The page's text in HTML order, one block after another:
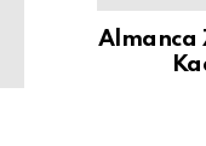
Almanca